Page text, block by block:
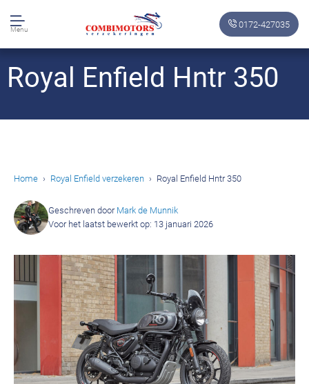
Menu 0172-427035
Royal Enfield Hntr 350
Home Royal Enfield verzekeren Royal Enfield Hntr 350
Geschreven door Mark de Munnik
Voor het laatst bewerkt op: 13 januari 2026